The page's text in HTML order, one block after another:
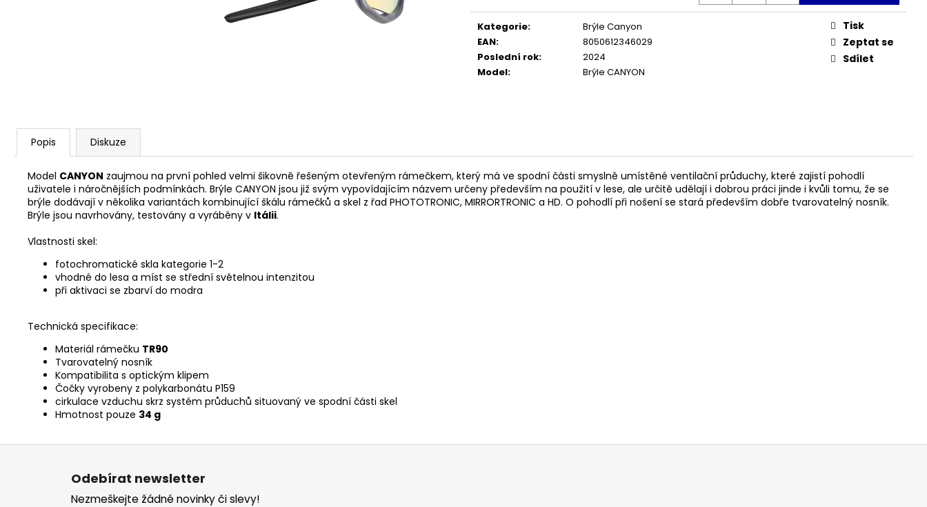
cena:
Kategorie:
Brýle Canyon
EAN:
8050612346029
Poslední rok:
2024
Model: Brýle CANYON
Tisk
Zeptat se
Sdílet
Popis Diskuze
Model CANYON zaujmou na první pohled velmi šikovně řešeným otevřeným rámečkem, který má ve spodní části smyslně umístěné ventilační průduchy, které zajistí pohodlí
uživatele i náročnějších podmínkách. Brýle CANYON jsou již svým vypovídajícím názvem určeny především na použití v lese, ale určitě udělají i dobrou práci jinde i kvůli tomu, že se
brýle dodávají v několika variantách kombinující škálu rámečků a skel z řad PHOTOTRONIC, MIRRORTRONIC a HD. O pohodlí při nošení se stará především dobře tvarovatelný nosník.
Brýle jsou navrhovány, testovány a vyráběny v Itálii.
Vlastnosti skel:
fotochromatické skla kategorie 1-2
vhodné do lesa a míst se střední světelnou intenzitou
při aktivaci se zbarví do modra
Technická specifikace:
Materiál rámečku TR90
Tvarovatelný nosník
Kompatibilita s optickým klipem
Čočky vyrobeny z polykarbonátu P159
cirkulace vzduchu skrz systém průduchů situovaný ve spodní části skel
Hmotnost pouze 34 g
TRIKO BABSON BY
@ASPHALTCYCLINGLAB
CONCENTRATE
Z
Odebírat newsletter
Nezmeškejte žádné novinky či slevy!